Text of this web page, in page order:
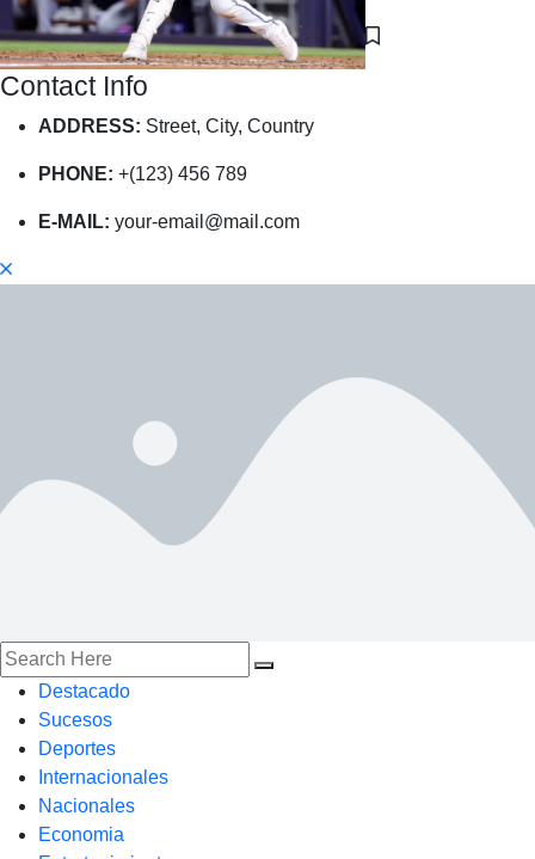
Contact Info
ADDRESS: Street, City, Country
PHONE: +(123) 456 789
E-MAIL: your-email@mail.com
Destacado
Sucesos
Deportes
Internacionales
Nacionales
Economia